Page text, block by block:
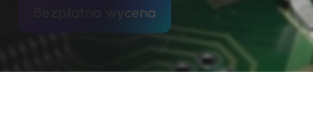
Bezpłatna wycena